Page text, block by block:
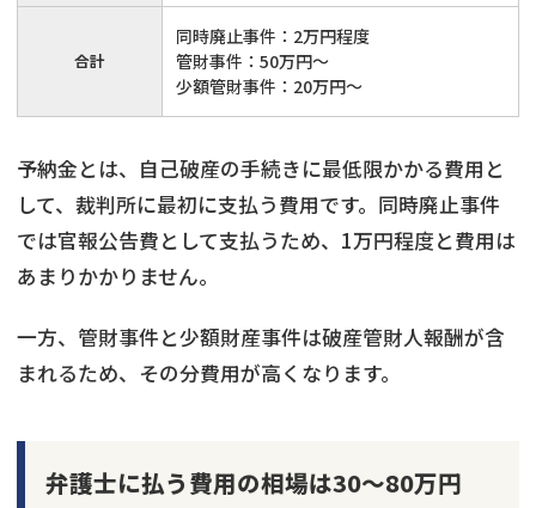
合計
同時廃止事件：2万円程度
管財事件：50万円～
少額管財事件：20万円～
予納金とは、自己破産の手続きに最低限かかる費用と
して、裁判所に最初に支払う費用です。同時廃止事件
では官報公告費として支払うため、1万円程度と費用は
あまりかかりません。
一方、管財事件と少額財産事件は破産管財人報酬が含
まれるため、その分費用が高くなります。
弁護士に払う費用の相場は30～80万円